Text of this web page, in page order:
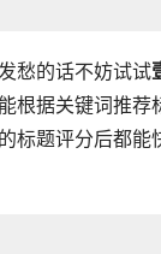
愁的话不妨试试
根据关键词推荐
标题评分后都能